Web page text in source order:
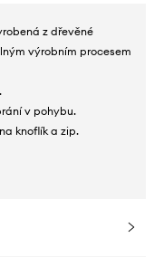
z dřevěné
výrobním procesem
v pohybu.
knoflík a zip.